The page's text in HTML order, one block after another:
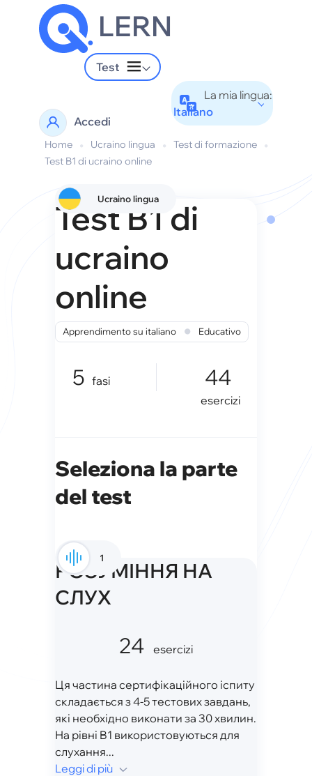
LERN
Test
La mia lingua:
Italiano
Accedi
Home • Ucraino lingua • Test di formazione •
Test B1 di ucraino online
Ucraino lingua
Test B1 di
ucraino
online
Apprendimento su italiano • Educativo
5 fasi 44
esercizi
Seleziona la parte
del test
1
РОЗУМІННЯ НА
СЛУХ
24 esercizi
Ця частина сертифікаційного іспиту
складається з 4-5 тестових завдань,
які необхідно виконати за 30 хвилин.
На рівні B1 використовуються для
слухання...
Leggi di più